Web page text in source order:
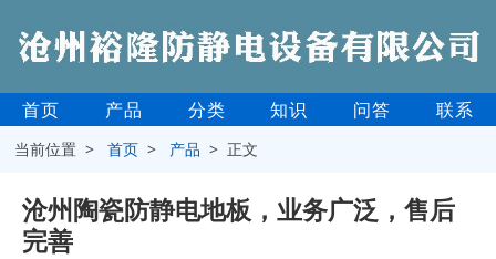
首页 产品 分类 知识 问答 联系
当前位置 >首页 > 产品 > 正文
沧州陶瓷防静电地板，业务广泛，售后
完善